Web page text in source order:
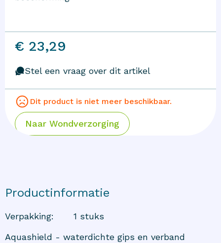
€ 23,29
Stel een vraag over dit artikel
Dit product is niet meer beschikbaar.
Naar Wondverzorging
Productinformatie
Verpakking:
1 stuks
Aquashield - waterdichte gips en verband